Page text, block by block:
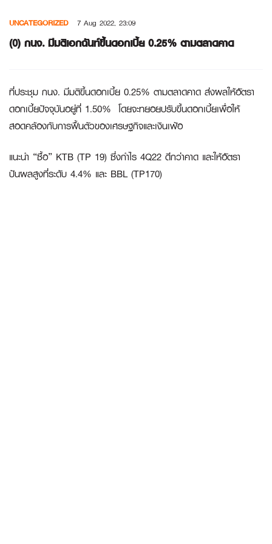
content
UNCATEGORIZED 7 Aug 2022, 23:09
(0) กนง. มีมติเอกฉันท์ขึ้นดอกเบี้ย 0.25% ตามตลาดคาด
ที่ประชุม กนง. มีมติขึ้นดอกเบี้ย 0.25% ตามตลาดคาด ส่งผลให้อัตรา
ดอกเบี้ยปัจจุบันอยู่ที่ 1.50% โดยจะทยอยปรับขึ้นดอกเบี้ยเพื่อให้
สอดคล้องกับการฟื้นตัวของเศรษฐกิจและเงินเฟ้อ
แนะนำ “ซื้อ” KTB (TP 19) ซึ่งกำไร 4Q22 ดีกว่าคาด และให้อัตรา
ปันผลสูงที่ระดับ 4.4% และ BBL(TP170)